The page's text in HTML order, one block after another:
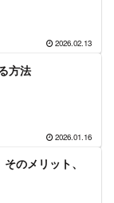
2026.02.13
方法
2026.01.16
のメリット、